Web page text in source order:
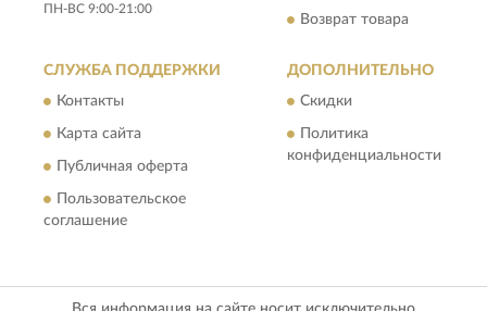
ПН-ВС 9:00-21:00
Возврат товара
СЛУЖБА ПОДДЕРЖКИ
Контакты
Карта сайта
Публичная оферта
Пользовательское
соглашение
ДОПОЛНИТЕЛЬНО
Скидки
Политика
конфиденциальности